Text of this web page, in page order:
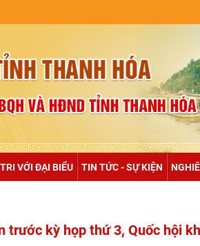
VỚI ĐẠI BIỂU TIN TỨC - SỰ KIỆN
trước kỳ họp thứ 3, Quốc hội